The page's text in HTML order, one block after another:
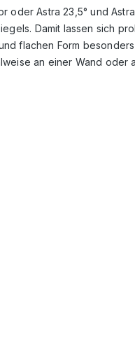
Astra 23,5° und
Damit lassen sich
flachen Form
an einer Wand oder